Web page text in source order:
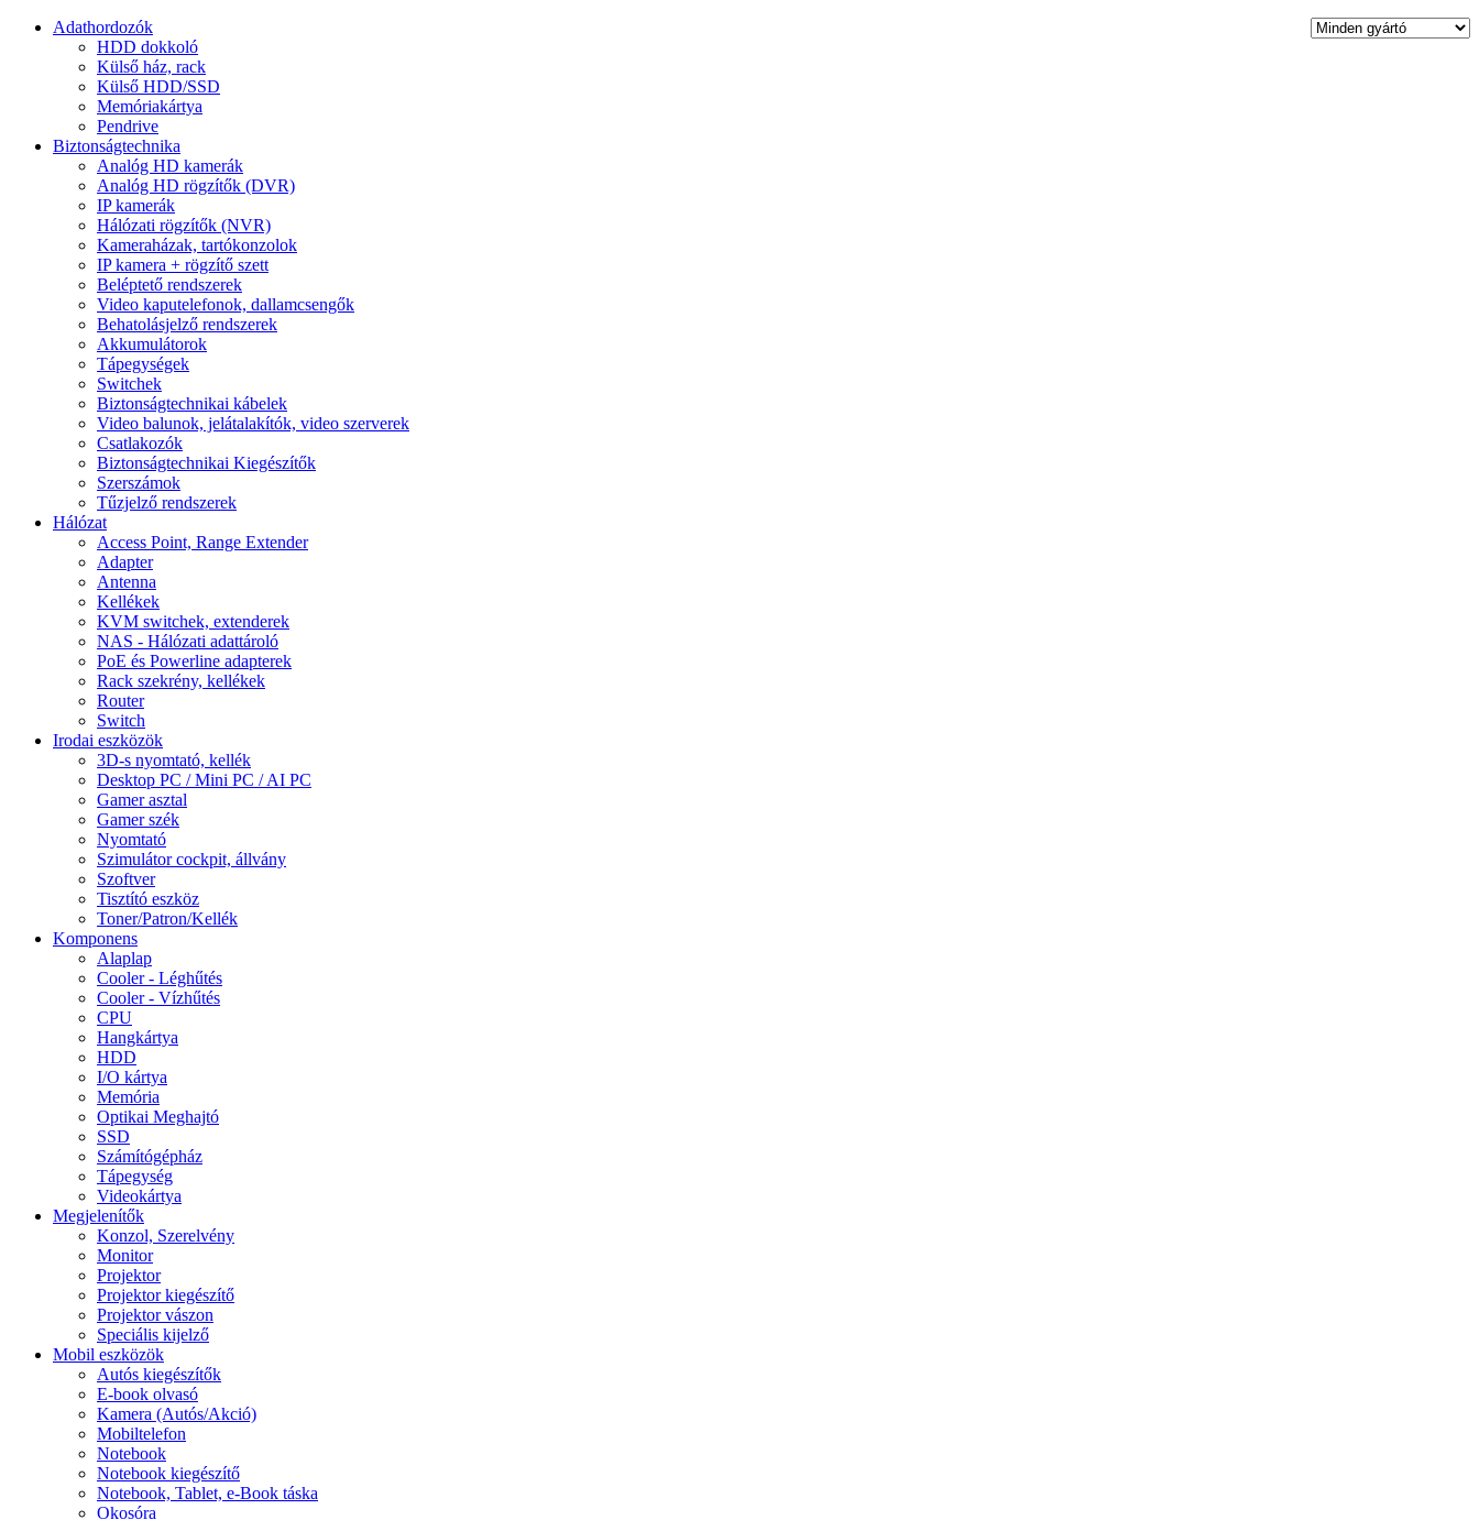
Adathordozók
HDD dokkoló
Külső ház, rack
Külső HDD/SSD
Memóriakártya
Pendrive
Biztonságtechnika
Analóg HD kamerák
Analóg HD rögzítők (DVR)
IP kamerák
Hálózati rögzítők (NVR)
Kameraházak, tartókonzolok
IP kamera + rögzítő szett
Beléptető rendszerek
Video kaputelefonok, dallamcsengők
Behatolásjelző rendszerek
Akkumulátorok
Tápegységek
Switchek
Biztonságtechnikai kábelek
Video balunok, jelátalakítók, video szerverek
Csatlakozók
Biztonságtechnikai Kiegészítők
Szerszámok
Tűzjelző rendszerek
Hálózat
Access Point, Range Extender
Adapter
Antenna
Kellékek
KVM switchek, extenderek
NAS - Hálózati adattároló
PoE és Powerline adapterek
Rack szekrény, kellékek
Router
Switch
Irodai eszközök
3D-s nyomtató, kellék
Desktop PC / Mini PC / AI PC
Gamer asztal
Gamer szék
Nyomtató
Szimulátor cockpit, állvány
Szoftver
Tisztító eszköz
Toner/Patron/Kellék
Komponens
Alaplap
Cooler - Léghűtés
Cooler - Vízhűtés
CPU
Hangkártya
HDD
I/O kártya
Memória
Optikai Meghajtó
SSD
Számítógépház
Tápegység
Videokártya
Megjelenítők
Konzol, Szerelvény
Monitor
Projektor
Projektor kiegészítő
Projektor vászon
Speciális kijelző
Mobil eszközök
Autós kiegészítők
E-book olvasó
Kamera (Autós/Akció)
Mobiltelefon
Notebook
Notebook kiegészítő
Notebook, Tablet, e-Book táska
Okosóra